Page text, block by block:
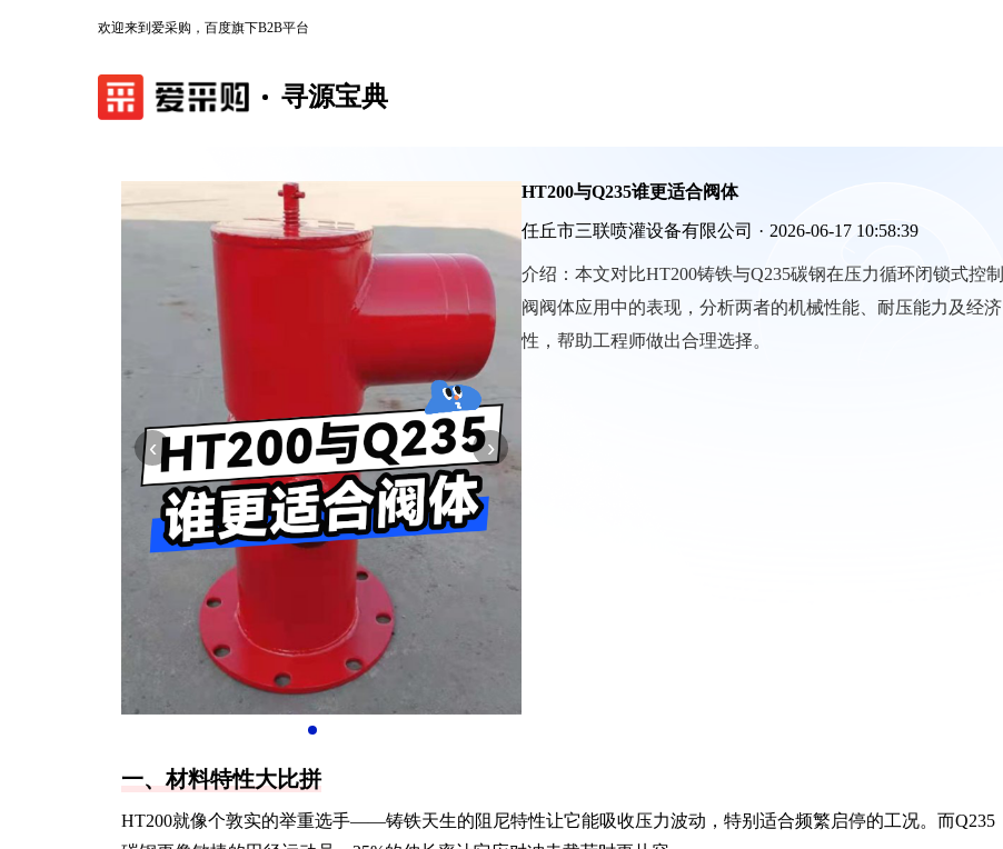
欢迎来到爱采购，百度旗下B2B平台
寻源宝典
‹ ›
HT200与Q235谁更适合阀体
任丘市三联喷灌设备有限公司 · 2026-06-17 10:58:39
介绍： 本文对比HT200铸铁与Q235碳钢在压力循环闭锁式控制
阀阀体应用中的表现，分析两者的机械性能、耐压能力及经济
性，帮助工程师做出合理选择。
一、材料特性大比拼
HT200就像个敦实的举重选手——铸铁天生的阻尼特性让它能吸收压力波动，特别适合频繁启停的工况。而Q235